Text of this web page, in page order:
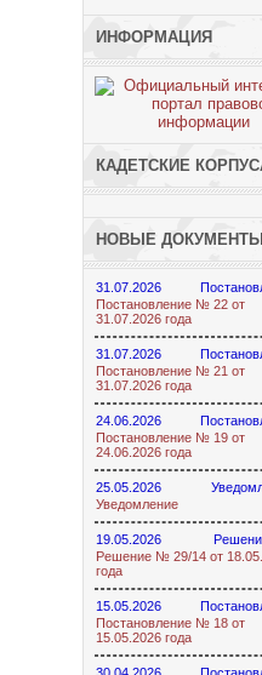
ИНФОРМАЦИЯ
КАДЕТСКИЕ
НОВЫЕ ДОКУМЕНТЫ
31.07.2026
Постановление № 22 от
31.07.2026 года
31.07.2026
Постановление № 21 от
31.07.2026 года
24.06.2026
Постановление № 19 от
24.06.2026 года
25.05.2026
Уведомление
19.05.2026
Решение № 29/14 от
года
15.05.2026
Постановление № 18 от
15.05.2026 года